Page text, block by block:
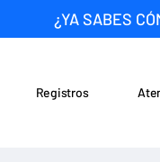
¿YA SABES
Registros